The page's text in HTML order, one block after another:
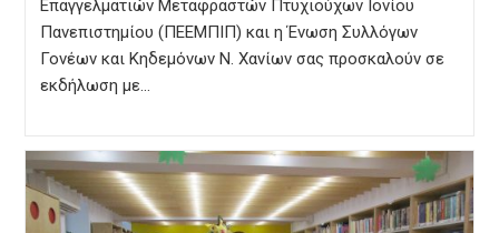
Επαγγελματιών Μεταφραστών Πτυχιούχων Ιονίου
Πανεπιστημίου (ΠΕΕΜΠΙΠ) και η Ένωση Συλλόγων
Γονέων και Κηδεμόνων Ν. Χανίων σας προσκαλούν σε
εκδήλωση με…